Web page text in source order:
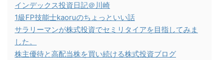
インデックス投資日記＠川崎
1級FP技能士kaoruのちょっといい話
サラリーマンが株式投資でセミリタイアを目指してみま
した。
株主優待と高配当株を買い続ける株式投資ブログ